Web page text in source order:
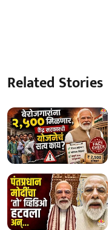
Related Stories